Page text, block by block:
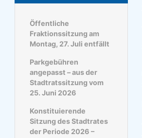
Öffentliche
Fraktionssitzung am
Montag, 27. Juli entfällt
Parkgebühren
angepasst – aus der
Stadtratssitzung vom
25. Juni 2026
Konstituierende
Sitzung des Stadtrates
der Periode 2026 –